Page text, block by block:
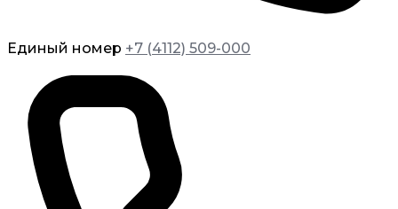
Единый номер +7 (4112) 509-000